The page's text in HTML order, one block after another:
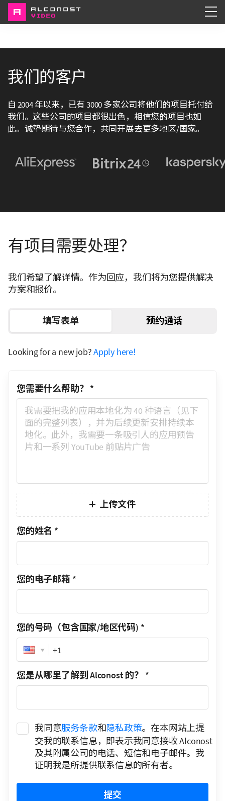
Portfolio
我们的客户
自 2004 年以来，已有 3000 多家公司将他们的项目托付给
我们。这些公司的项目都很出色，相信您的项目也如
此。诚挚期待与您合作，共同开展去更多地区/国家。
有项目需要处理？
我们希望了解详情。作为回应，我们将为您提供解决
方案和报价。
填写表单 预约通话
Looking for a new job?Apply here!
您需要什么帮助？ *
上传文件
您的姓名 *
您的电子邮箱 *
您的号码（包含国家/地区代码) *
Phone
您是从哪里了解到 Alconost 的？ *
我同意服务条款和隐私政策。在本网站上提
交我的联系信息，即表示我同意接收 Alconost
及其附属公司的电话、短信和电子邮件。我
证明我是所提供联系信息的所有者。
提交